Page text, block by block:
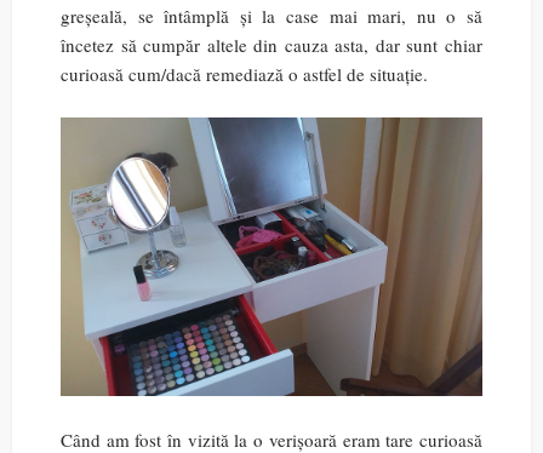
greșeală, se întâmplă și la case mai mari, nu o să
încetez să cumpăr altele din cauza asta, dar sunt chiar
curioasă cum/dacă remediază o astfel de situație.
Când am fost în vizită la o verișoară eram tare curioasă